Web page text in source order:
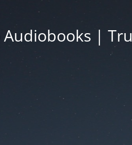
Audiobooks |